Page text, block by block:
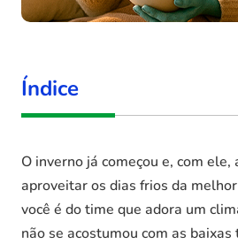
O inverno já começou e, com
aproveitar os dias frios da
você é do time que adora um
não se acostumou com as
Índice